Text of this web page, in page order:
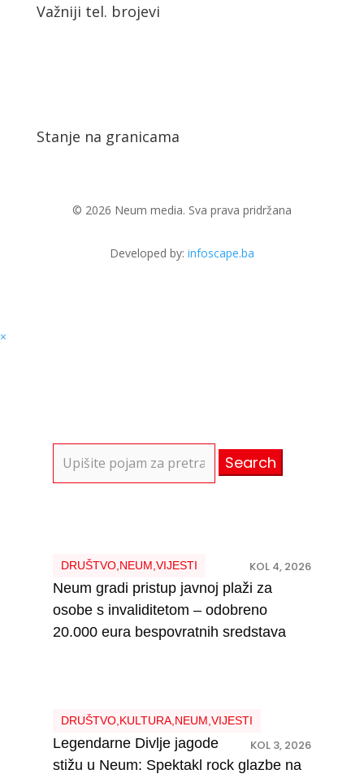
Važniji tel. brojevi
Stanje na granicama
© 2026 Neum media. Sva prava pridržana
Developed by: infoscape.ba
×
for:
DRUŠTVO, NEUM VIJESTI KOL 4, 2026
Neum gradi pristup javnoj plaži za
osobe s invaliditetom – odobreno
20.000 eura bespovratnih sredstava
DRUŠTVO, KULTURA, NEUM VIJESTI
KOL 3, 2026
Legendarne Divlje jagode
stižu u Neum: Spektakl rock glazbe na